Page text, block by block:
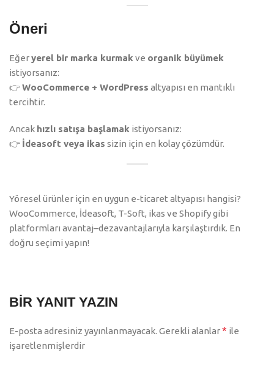
Öneri
Eğeryerel bir marka kurmak ve organik büyümek
istiyorsanız:
👉WooCommerce + WordPress altyapısı en mantıklı
tercihtir.
Ancak hızlı satışa başlamak istiyorsanız:
👉 İdeasoft veya ikas sizin için en kolay çözümdür.
Yöresel ürünler için en uygun e-ticaret altyapısı hangisi?
WooCommerce, İdeasoft, T-Soft, ikas ve Shopify gibi
platformları avantaj–dezavantajlarıyla karşılaştırdık. En
doğru seçimi yapın!
BIR YANIT YAZIN
E-posta adresiniz yayınlanmayacak. Gerekli alanlar* ile
işaretlenmişlerdir